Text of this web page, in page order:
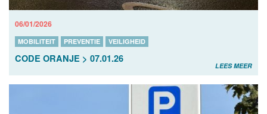
06/01/2026
MOBILITEIT PREVENTIE VEILIGHEID
CODE ORANJE > 07.01.26
LEES MEER